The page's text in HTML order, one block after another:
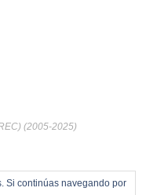
(2005-2025)
Si continúas navegando por